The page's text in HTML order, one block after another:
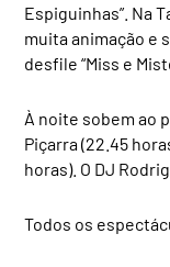
Espiguinhas”. Na
muita animação e
desfile “Miss e
À noite sobem ao
Piçarra (22.45
horas). O DJ
Todos os